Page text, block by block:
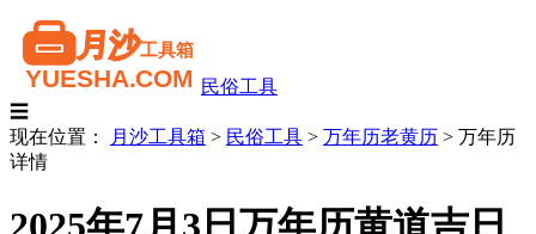
民俗工具
☰
现在位置：
月沙工具箱 > 民俗工具 > 万年历老黄历 > 万年历
详情